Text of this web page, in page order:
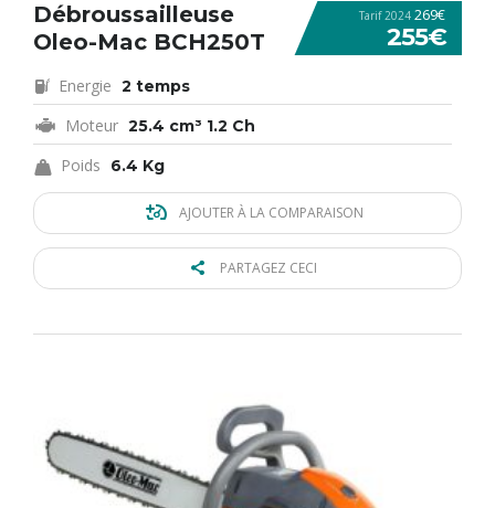
Tarif 2024 269€
255€
Débroussailleuse
Oleo-Mac BCH250T
Energie 2 temps
Moteur 25.4 cm³ 1.2 Ch
Poids 6.4 Kg
AJOUTER À LA COMPARAISON
PARTAGEZ CECI